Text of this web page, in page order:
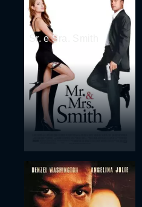
Sr. e Sra. Smith